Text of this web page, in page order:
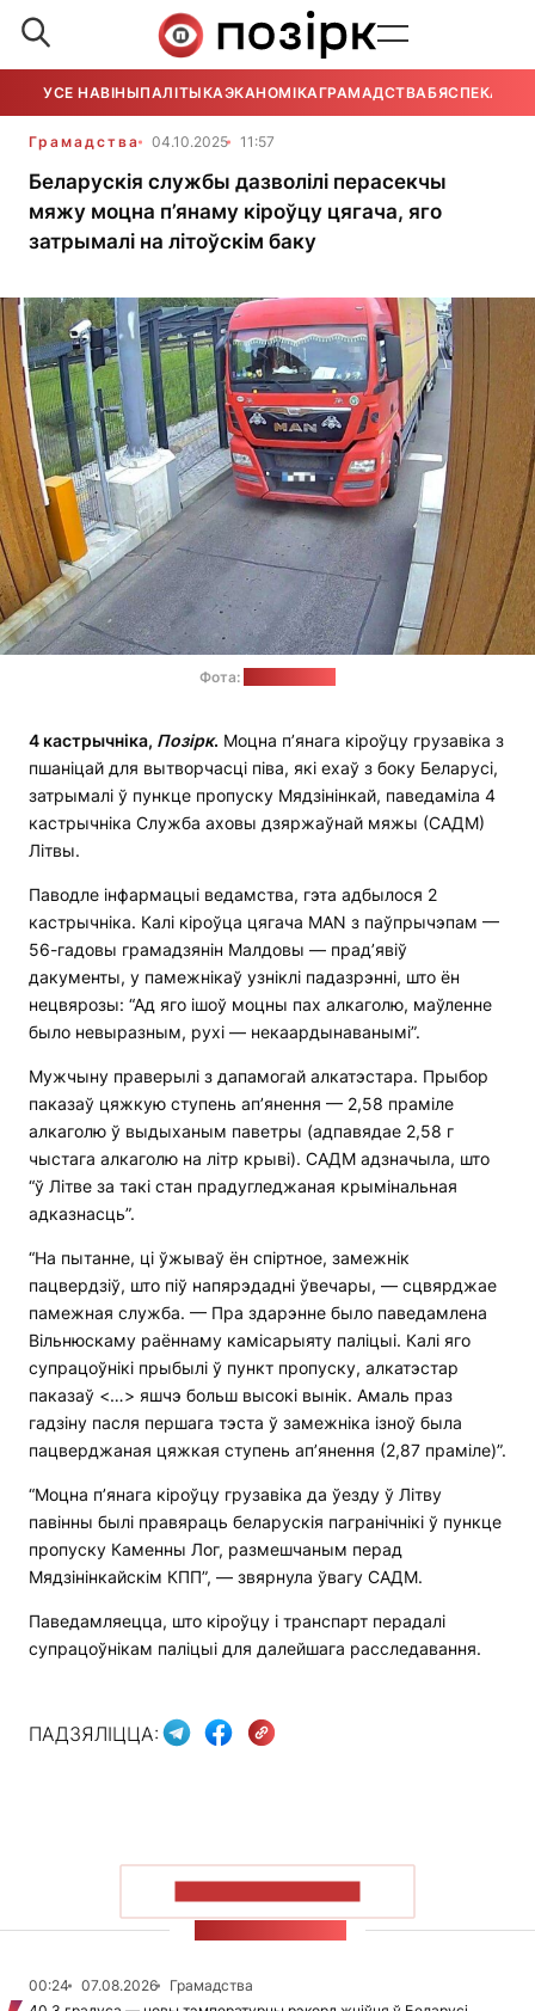
УСЕ НАВІНЫПАЛІТЫКАЭКАНОМІКАГРАМАДСТВАБЯСПЕКА
Грамадства 04.10.2025 11:57
Беларускія службы дазволілі перасекчы
мяжу моцна п’янаму кіроўцу цягача, яго
затрымалі на літоўскім баку
Фота:
4 кастрычніка, Позірк. Моцна п’янага кіроўцу грузавіка з
пшаніцай для вытворчасці піва, які ехаў з боку Беларусі,
затрымалі ў пункце пропуску Мядзінінкай, паведаміла 4
кастрычніка Служба аховы дзяржаўнай мяжы (САДМ)
Літвы.
Паводле інфармацыі ведамства, гэта адбылося 2
кастрычніка. Калі кіроўца цягача MAN з паўпрычэпам —
56-гадовы грамадзянін Малдовы — прад’явіў
дакументы, у памежнікаў узніклі падазрэнні, што ён
нецвярозы: “Ад яго ішоў моцны пах алкаголю, маўленне
было невыразным, рухі — некаардынаванымі”.
Мужчыну праверылі з дапамогай алкатэстара. Прыбор
паказаў цяжкую ступень ап’янення — 2,58 праміле
алкаголю ў выдыханым паветры (адпавядае 2,58 г
чыстага алкаголю на літр крыві). САДМ адзначыла, што
“ў Літве за такі стан прадугледжаная крымінальная
адказнасць”.
“На пытанне, ці ўжываў ён спіртное, замежнік
пацвердзіў, што піў напярэдадні ўвечары, — сцвярджае
памежная служба. — Пра здарэнне было паведамлена
Вільнюскаму раённаму камісарыяту паліцыі. Калі яго
супрацоўнікі прыбылі ў пункт пропуску, алкатэстар
паказаў <…> яшчэ больш высокі вынік. Амаль праз
гадзіну пасля першага тэста ў замежніка ізноў была
пацверджаная цяжкая ступень ап’янення (2,87 праміле)”.
“Моцна п’янага кіроўцу грузавіка да ўезду ў Літву
павінны былі правяраць беларускія пагранічнікі ў пункце
пропуску Каменны Лог, размешчаным перад
Мядзінінкайскім КПП”, — звярнула ўвагу САДМ.
Паведамляецца, што кіроўцу і транспарт перадалі
супрацоўнікам паліцыі для далейшага расследавання.
ПАДЗЯЛІЦЦА:
00:24 07.08.2026
Грамадства